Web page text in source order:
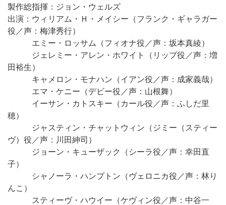
製作総指揮：ジョン・ウェルズ
出演：ウィリアム・Ｈ・メイシー（フランク・ギャラガー
役／声：梅津秀行）
エミー・ロッサム（フィオナ役／声：坂本真綾）
ジェレミー・アレン・ホワイト（リップ役／声：増
田裕生）
キャメロン・モナハン（イアン役／声：成家義哉）
エマ・ケニー（デビー役／声：山根舞）
イーサン・カトスキー（カール役／声：ふしだ里
穂）
ジャスティン・チャットウィン（ジミー（スティー
ヴ）役／声：川田紳司）
ジョーン・キューザック（シーラ役／声：幸田直
子）
シャノーラ・ハンプトン（ヴェロニカ役／声：林り
んこ）
スティーヴ・ハウイー（ケヴィン役／声：中谷一